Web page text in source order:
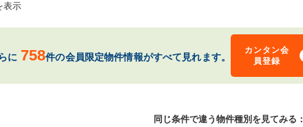
表示
に 758件の会員限定物件情報がすべて見れます。
カンタン会
員登録
同じ条件で違う物件種別を見てみる：